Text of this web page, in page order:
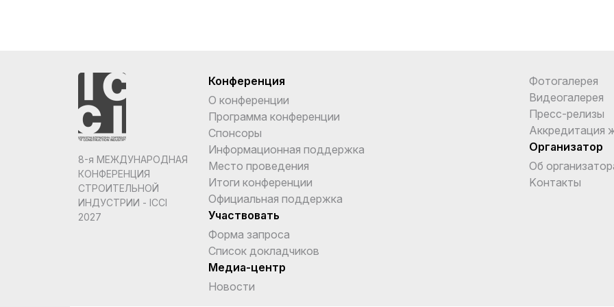
8-я МЕЖДУНАРОДНАЯ
КОНФЕРЕНЦИЯ
СТРОИТЕЛЬНОЙ
ИНДУСТРИИ - ICCI
2027
Конференция
О конференции
Программа конференции
Спонсоры
Информационная поддержка
Место проведения
Итоги конференции
Официальная поддержка
Участвовать
Форма запроса
Список докладчиков
Медиа-центр
Новости
Фотогалерея
Видеогалерея
Пресс-релизы
Аккредитация
Организатор
Об
Kонтакты